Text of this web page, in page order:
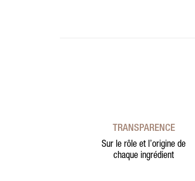
TRANSPARENCE
Sur le rôle et l’origine de
chaque ingrédient